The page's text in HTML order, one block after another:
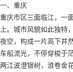
一、重庆
重庆市区三面临江，一
上。城市风貌如此独特
夜空，构成一片高下井
车船流光，不停穿梭于
两江波澄银树，浪卷金